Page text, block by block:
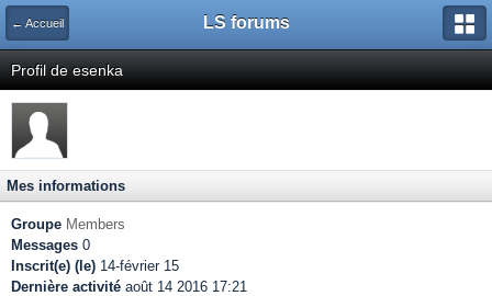
← Accueil LS forums
Profil de esenka
Mes informations
Groupe Members
Messages 0
Inscrit(e) (le) 14-février 15
Dernière activité août 14 2016 17:21